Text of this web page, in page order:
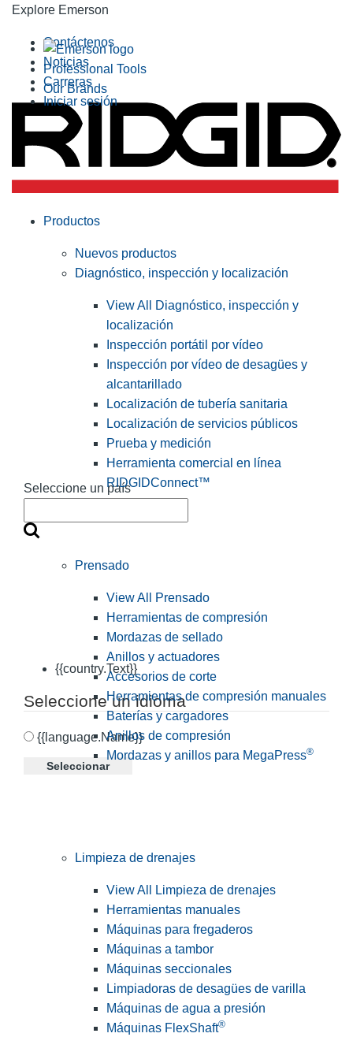
Explore Emerson
Professional Tools
Our Brands
Contáctenos
Noticias
Carreras
Iniciar sesión
Seleccione un país
{{country.Text}}
Seleccione un idioma
{{language.Name}}
Seleccionar
Productos
Nuevos productos
Diagnóstico, inspección y localización
View All Diagnóstico, inspección y
localización
Inspección portátil por vídeo
Inspección por vídeo de desagües y
alcantarillado
Localización de tubería sanitaria
Localización de servicios públicos
Prueba y medición
Herramienta comercial en línea
RIDGIDConnect™
Prensado
View All Prensado
Herramientas de compresión
Mordazas de sellado
Anillos y actuadores
Accesorios de corte
Herramientas de compresión manuales
Baterías y cargadores
Anillos de compresión
Mordazas y anillos para MegaPress®
Limpieza de drenajes
View All Limpieza de drenajes
Herramientas manuales
Máquinas para fregaderos
Máquinas a tambor
Máquinas seccionales
Limpiadoras de desagües de varilla
Máquinas de agua a presión
Máquinas FlexShaft®